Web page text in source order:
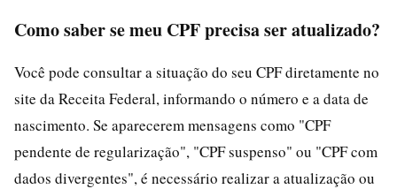
Como saber se meu CPF precisa ser atualizado?
Você pode consultar a situação do seu CPF diretamente no
site da Receita Federal, informando o número e a data de
nascimento. Se aparecerem mensagens como "CPF
pendente de regularização", "CPF suspenso" ou "CPF com
dados divergentes", é necessário realizar a atualização ou